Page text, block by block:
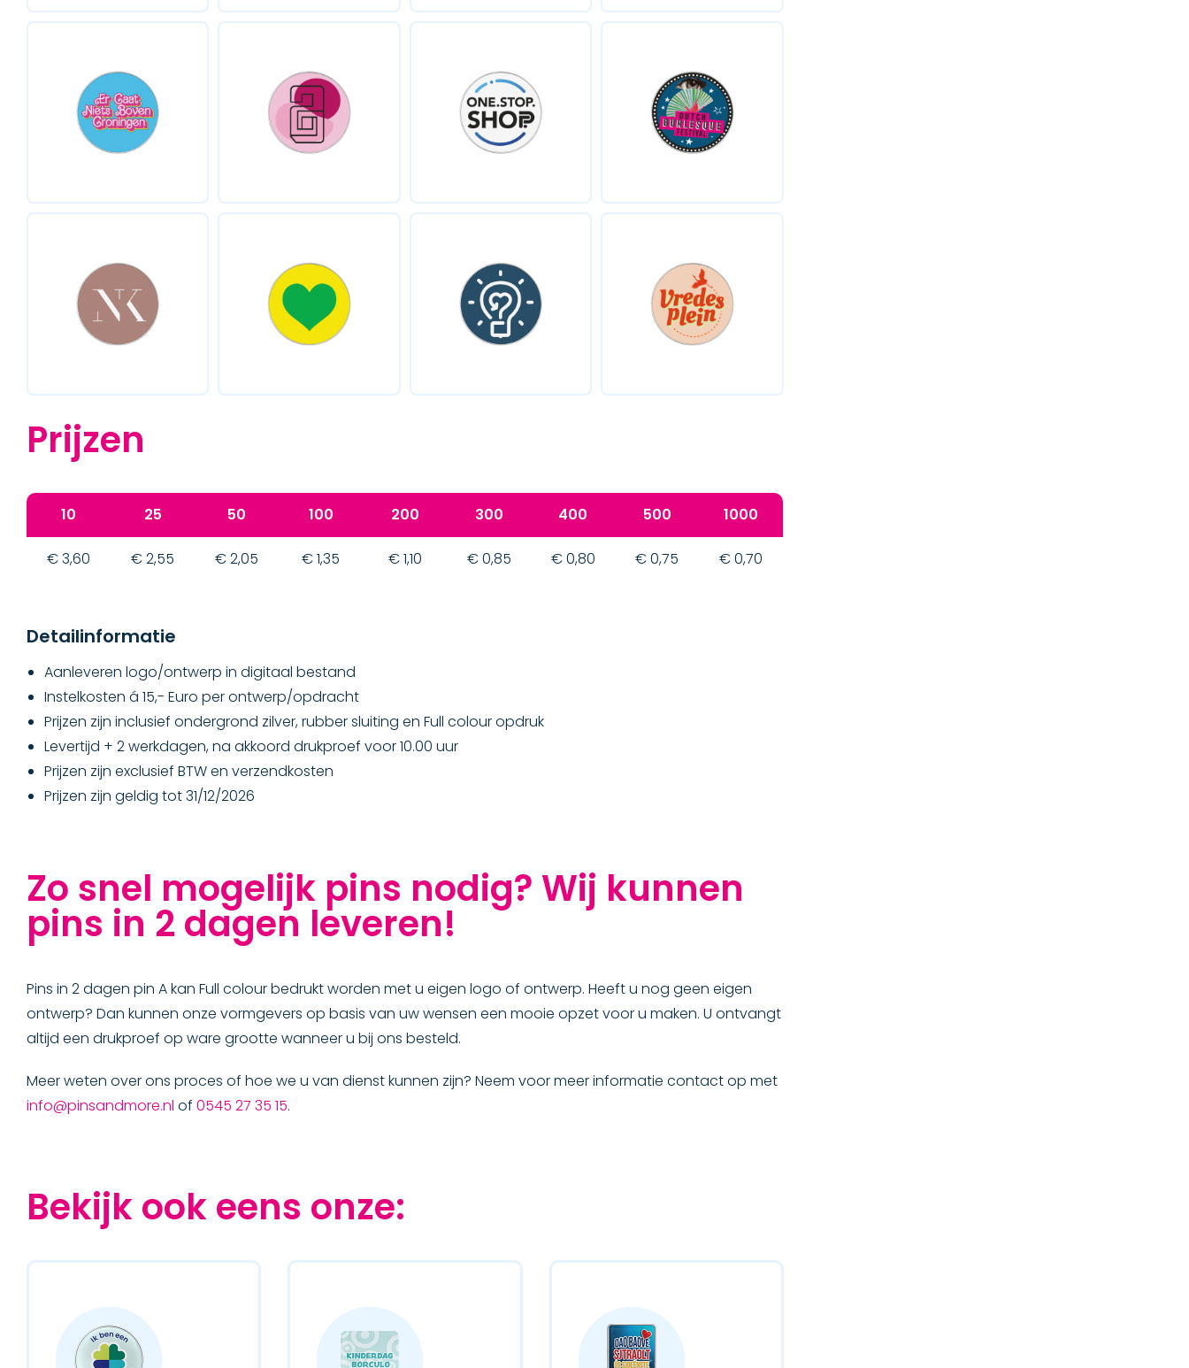
Prijzen
10 25 50 100 200 300 400 500 1000
€ 3,60 € 2,55 € 2,05 € 1,35 € 1,10 € 0,85 € 0,80 € 0,75 € 0,70
Detailinformatie
Aanleveren logo/ontwerp in digitaal bestand
Instelkosten á 15,- Euro per ontwerp/opdracht
Prijzen zijn inclusief ondergrond zilver, rubber sluiting en Full colour opdruk
Levertijd + 2 werkdagen, na akkoord drukproef voor 10.00 uur
Prijzen zijn exclusief BTW en verzendkosten
Prijzen zijn geldig tot 31/12/2026
Zo snel mogelijk pins nodig? Wij kunnen
pins in 2 dagen leveren!
Pins in 2 dagen pin A kan Full colour bedrukt worden met u eigen logo of ontwerp. Heeft u nog geen eigen
ontwerp? Dan kunnen onze vormgevers op basis van uw wensen een mooie opzet voor u maken. U ontvangt
altijd een drukproef op ware grootte wanneer u bij ons besteld.
Meer weten over ons proces of hoe we u van dienst kunnen zijn? Neem voor meer informatie contact op met
info@pinsandmore.nl of 0545 27 35 15.
Bekijk ook eens onze: